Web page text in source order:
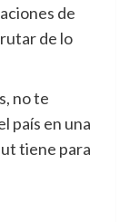
de
de lo
no te
país en una
tiene para